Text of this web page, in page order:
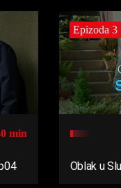
min
Epizoda 3
Oblak u